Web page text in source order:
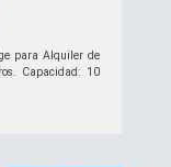
para Alquiler de
Capacidad: 10